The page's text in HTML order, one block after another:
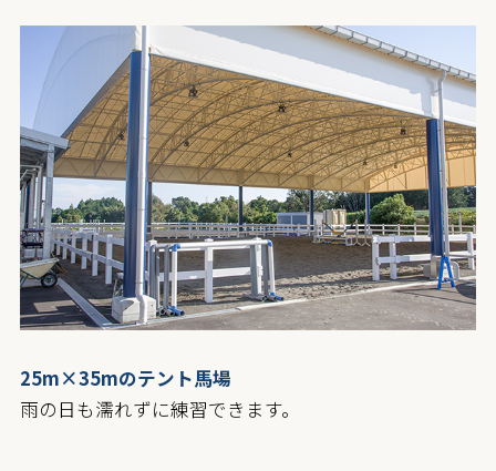
25m×35mのテント馬場
雨の日も濡れずに練習できます。